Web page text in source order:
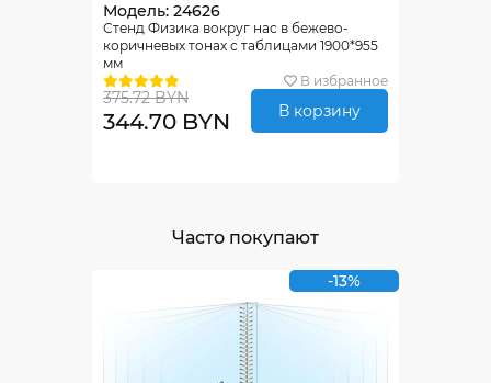
Модель: 24626
Стенд Физика вокруг нас в бежево-
коричневых тонах с таблицами 1900*955
мм
В избранное
375.72 BYN
344.70 BYN В корзину
Часто покупают
-13%